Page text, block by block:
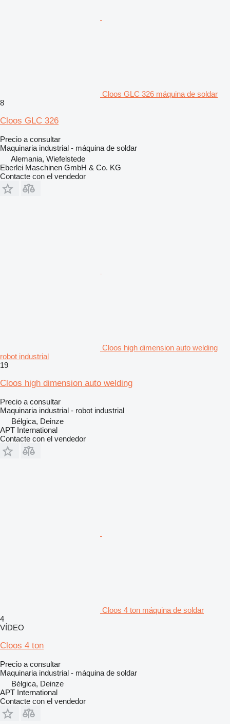
Cloos GLC 326 máquina de soldar
8
Cloos GLC 326
Precio a consultar
Maquinaria industrial - máquina de soldar
Alemania, Wiefelstede
Eberlei Maschinen GmbH & Co. KG
Contacte con el vendedor
Cloos high dimension auto welding
robot industrial
19
Cloos high dimension auto welding
Precio a consultar
Maquinaria industrial - robot industrial
Bélgica, Deinze
APT International
Contacte con el vendedor
Cloos 4 ton máquina de soldar
4
VÍDEO
Cloos 4 ton
Precio a consultar
Maquinaria industrial - máquina de soldar
Bélgica, Deinze
APT International
Contacte con el vendedor